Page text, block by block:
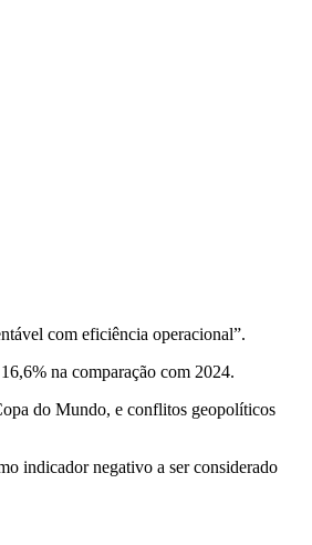
com eficiência operacional”.
na comparação com 2024.
do Mundo, e conflitos geopolíticos
indicador negativo a ser considerado